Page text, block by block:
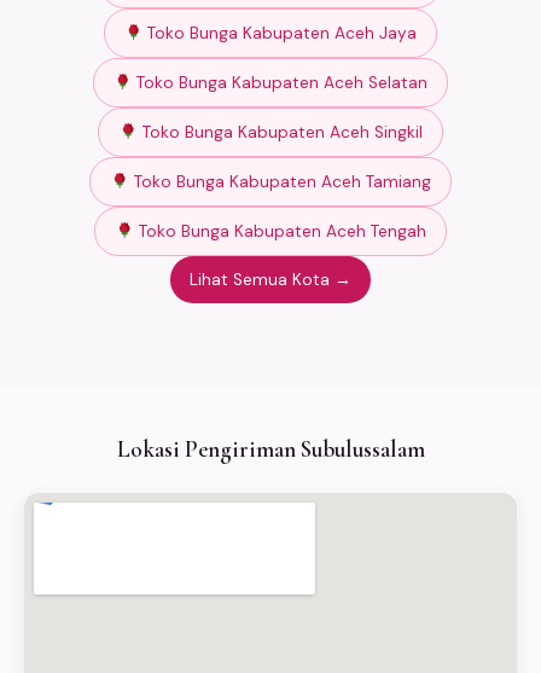
Toko Bunga Kabupaten Aceh Jaya
Toko Bunga Kabupaten Aceh Selatan
Toko Bunga Kabupaten Aceh Singkil
Toko Bunga Kabupaten Aceh Tamiang
Toko Bunga Kabupaten Aceh Tengah
Lihat Semua Kota →
Lokasi Pengiriman Subulussalam